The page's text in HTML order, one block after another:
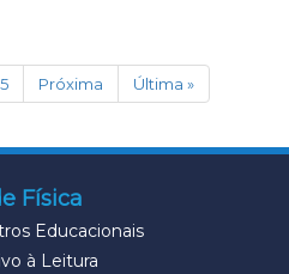
5 Próxima Última »
Física
Educacionais
à Leitura